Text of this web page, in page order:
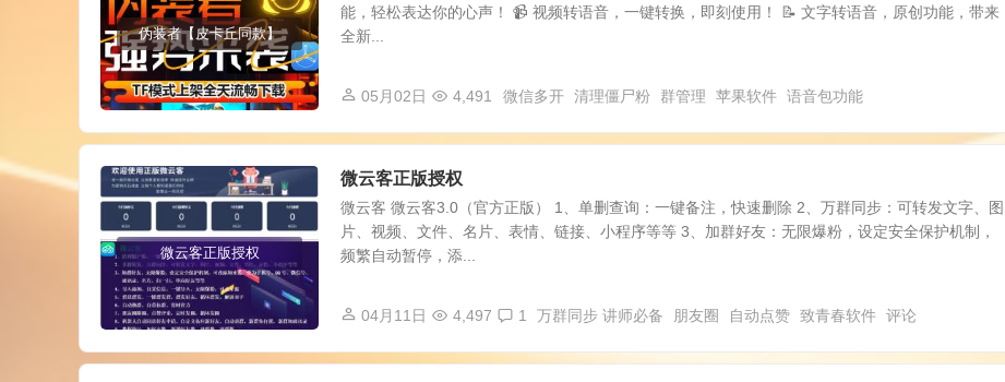
伪装者【皮卡丘同款】
能，轻松表达你的心声！ 📹 视频转语音，一键转换，即刻使用！ 📝 文字转语音，原创功能，带来
全新...
05月02日 4,491 微信多开 清理僵尸粉 群管理 苹果软件 语音包功能
微云客正版授权
微云客正版授权
微云客 微云客3.0（官方正版） 1、单删查询：一键备注，快速删除 2、万群同步：可转发文字、图
片、视频、文件、名片、表情、链接、小程序等等 3、加群好友：无限爆粉，设定安全保护机制，
频繁自动暂停，添...
04月11日 4,497 1 万群同步 讲师必备 朋友圈 自动点赞 致青春软件 评论